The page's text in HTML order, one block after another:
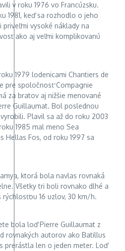
v roku 1976 vo Francúzsku.
1981, keď sa rozhodlo o jeho
vysoké náklady na
ako aj veľmi komplikovanú
1979 lodenicami Chantiers de
pre spoločnosť Compagnie
za bratov aj nižšie menované
Guillaumat. Bol poslednou
Plavil sa až do roku 2003
1985 mal meno Sea
Hellas Fos, od roku 1997 sa
ktorá bola navlas rovnaká
Všetky tri boli rovnako dlhé a
rýchlosťou 16 uzlov, 30 km/h.
bola loď Pierre Guillaumat z
rovnakých autorov ako Batillus
prerástla len o jeden meter. Loď